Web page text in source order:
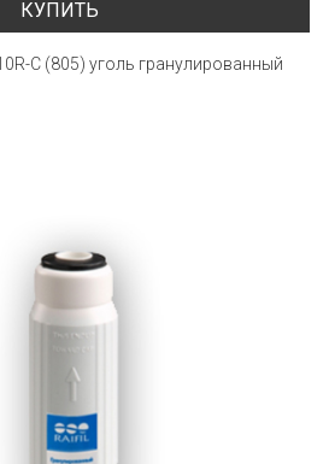
КУПИТЬ
C (805) уголь гранулированный